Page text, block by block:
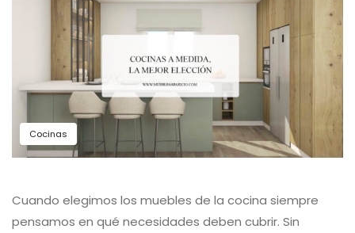
Cocinas
Cuando elegimos los muebles de la cocina siempre
pensamos en qué necesidades deben cubrir. Sin